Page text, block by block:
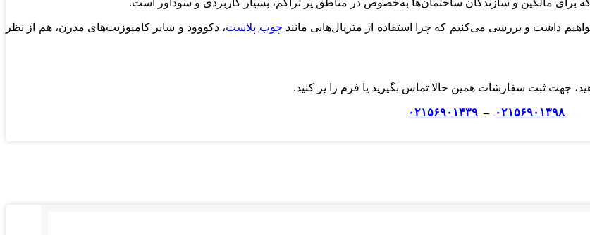
برای مالکین و سازندگان ساختمان‌ها به‌خصوص در مناطق پر تراکم، بسیار کاربردی و سودآور است.
داشت و بررسی می‌کنیم که چرا استفاده از متریال‌هایی مانند چوب پلاست، دکووود و سایر کامپوزیت‌های مدرن، هم از نظر
جهت ثبت سفارشات همین حالا تماس بگیرید یا فرم را پر کنید.
۰۲۱۵۶۹۰۱۳۹۸ – ۰۲۱۵۶۹۰۱۴۳۹